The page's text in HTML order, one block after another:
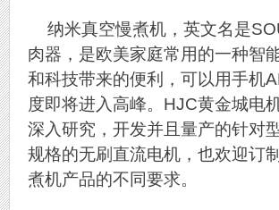
纳米真空慢煮机，英文名是
肉器，是欧美家庭常用的一种智
和科技带来的便利，可以用手机
度即将进入高峰。HJC黄金城电
深入研究，开发并且量产的针对
规格的无刷直流电机，也欢迎订
煮机产品的不同要求。